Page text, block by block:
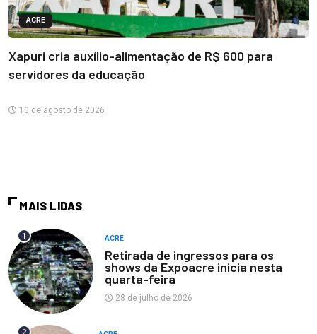
ACRE
Xapuri cria auxílio-alimentação de R$ 600 para
servidores da educação
10 de agosto de 2026
MAIS LIDAS
1 ACRE
Retirada de ingressos para os
shows da Expoacre inicia nesta
quarta-feira
28 de julho de 2026